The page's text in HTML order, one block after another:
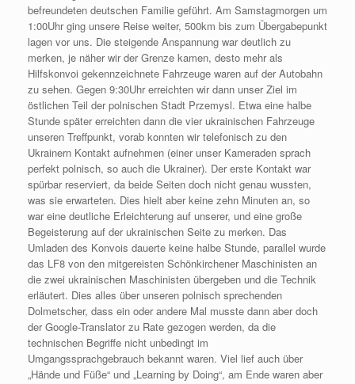
befreundeten deutschen Familie geführt. Am Samstagmorgen um
1:00Uhr ging unsere Reise weiter, 500km bis zum Übergabepunkt
lagen vor uns. Die steigende Anspannung war deutlich zu
merken, je näher wir der Grenze kamen, desto mehr als
Hilfskonvoi gekennzeichnete Fahrzeuge waren auf der Autobahn
zu sehen. Gegen 9:30Uhr erreichten wir dann unser Ziel im
östlichen Teil der polnischen Stadt Przemysl. Etwa eine halbe
Stunde später erreichten dann die vier ukrainischen Fahrzeuge
unseren Treffpunkt, vorab konnten wir telefonisch zu den
Ukrainern Kontakt aufnehmen (einer unser Kameraden sprach
perfekt polnisch, so auch die Ukrainer). Der erste Kontakt war
spürbar reserviert, da beide Seiten doch nicht genau wussten,
was sie erwarteten. Dies hielt aber keine zehn Minuten an, so
war eine deutliche Erleichterung auf unserer, und eine große
Begeisterung auf der ukrainischen Seite zu merken. Das
Umladen des Konvois dauerte keine halbe Stunde, parallel wurde
das LF8 von den mitgereisten Schönkirchener Maschinisten an
die zwei ukrainischen Maschinisten übergeben und die Technik
erläutert. Dies alles über unseren polnisch sprechenden
Dolmetscher, dass ein oder andere Mal musste dann aber doch
der Google-Translator zu Rate gezogen werden, da die
technischen Begriffe nicht unbedingt im
Umgangssprachgebrauch bekannt waren. Viel lief auch über
„Hände und Füße“ und „Learning by Doing“, am Ende waren aber